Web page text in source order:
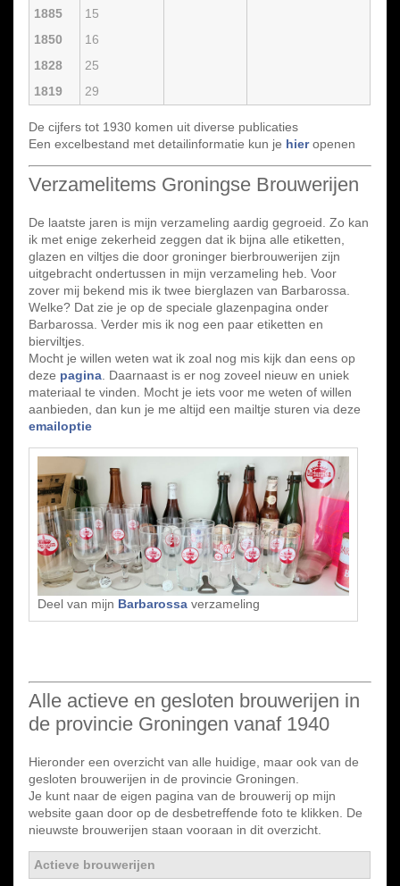
1885
15
1850
16
1828
25
1819
29
De cijfers tot 1930 komen uit diverse publicaties
Een excelbestand met detailinformatie kun je hieropenen
Verzamelitems Groningse Brouwerijen
De laatste jaren is mijn verzameling aardig gegroeid. Zo kan
ik met enige zekerheid zeggen dat ik bijna alle etiketten,
glazen en viltjes die door groninger bierbrouwerijen zijn
uitgebracht ondertussen in mijn verzameling heb. Voor
zover mij bekend mis ik twee bierglazen van Barbarossa.
Welke? Dat zie je op de speciale glazenpagina onder
Barbarossa. Verder mis ik nog een paar etiketten en
bierviltjes.
Mocht je willen weten wat ik zoal nog mis kijk dan eens op
deze pagina . Daarnaast is er nog zoveel nieuw en uniek
materiaal te vinden. Mocht je iets voor me weten of willen
aanbieden, dan kun je me altijd een mailtje sturen via deze
emailoptie
Deel van mijn Barbarossa verzameling
Alle actieve en gesloten brouwerijen in
de provincie Groningen vanaf 1940
Hieronder een overzicht van alle huidige, maar ook van de
gesloten brouwerijen in de provincie Groningen.
Je kunt naar de eigen pagina van de brouwerij op mijn
website gaan door op de desbetreffende foto te klikken. De
nieuwste brouwerijen staan vooraan in dit overzicht.
Actieve brouwerijen